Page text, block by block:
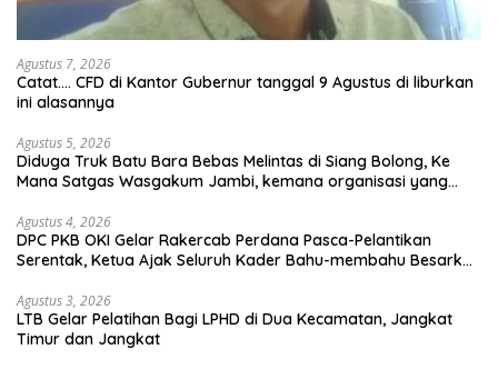
Agustus 7, 2026
Catat…. CFD di Kantor Gubernur tanggal 9 Agustus di liburkan
ini alasannya
Agustus 5, 2026
Diduga Truk Batu Bara Bebas Melintas di Siang Bolong, Ke
Mana Satgas Wasgakum Jambi, kemana organisasi yang
Agustus 4, 2026
DPC PKB OKI Gelar Rakercab Perdana Pasca-Pelantikan
Serentak, Ketua Ajak Seluruh Kader Bahu-membahu Besarkan
Agustus 3, 2026
LTB Gelar Pelatihan Bagi LPHD di Dua Kecamatan, Jangkat
Timur dan Jangkat